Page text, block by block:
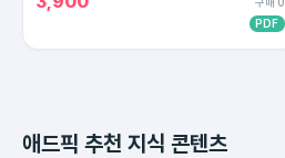
구매 0
PDF
애드픽 추천 지식 콘텐츠